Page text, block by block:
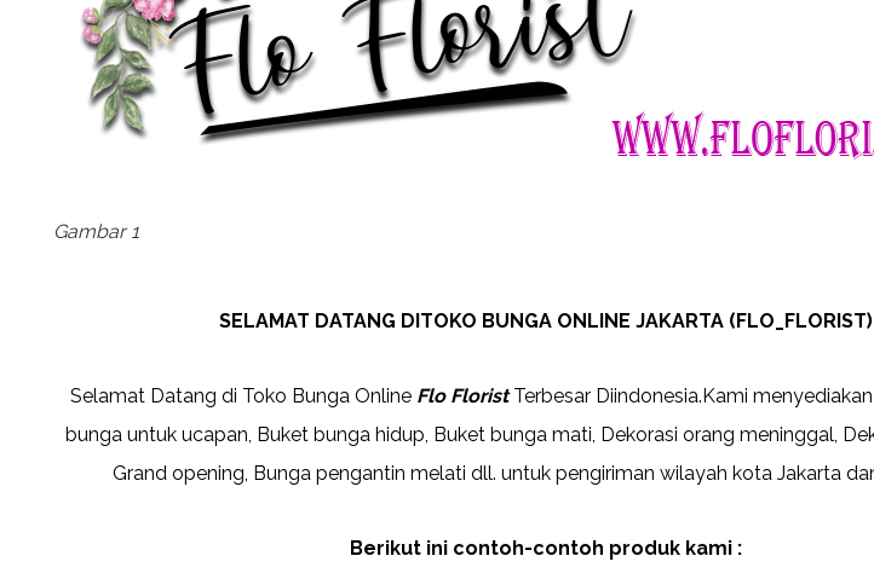
Gambar 1
SELAMAT DATANG DITOKO BUNGA ONLINE JAKARTA (FLO_FLORIST)
Selamat Datang di Toko Bunga Online Flo FloristTerbesar Diindonesia.Kami
bunga untuk ucapan, Buket bunga hidup, Buket bunga mati, Dekorasi orang meninggal,
Grand opening, Bunga pengantin melati dll. untuk pengiriman wilayah kota Jakarta
Berikut ini contoh-contoh produk kami :